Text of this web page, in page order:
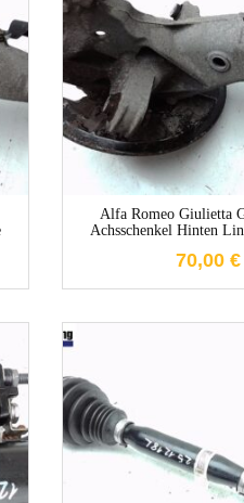
Alfa Romeo Giulietta
Achsschenkel Hinten
70,00 €
1-3
1-3